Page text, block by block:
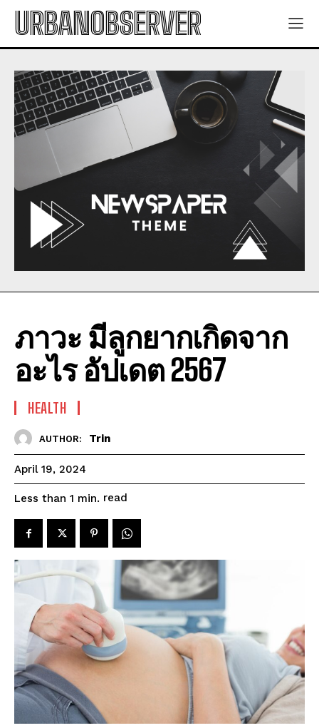
URBANOBSERVER
ภาวะ มีลูกยากเกิดจาก
อะไร อัปเดต 2567
HEALTH
AUTHOR: Trin
April 19, 2024
Less than 1 min. read